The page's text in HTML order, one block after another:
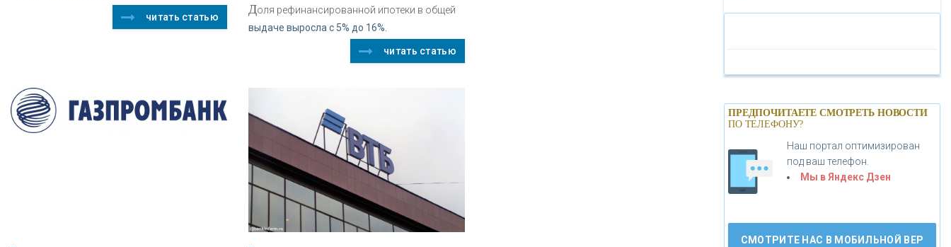
читать статью
Доля рефинансированной ипотеки в общей
выдаче выросла с 5% до 16%.
читать статью
«ПРОМСВЯЗЬБАНК»
«НОВИКОМБАНК»
ПРЕДПОЧИТАЕТЕ СМОТРЕТЬ НОВОСТИ
ПО ТЕЛЕФОНУ?
Наш портал оптимизирован
под ваш телефон.
Мы в Яндекс Дзен
СМОТРИТЕ НАС В МОБИЛЬНОЙ ВЕР